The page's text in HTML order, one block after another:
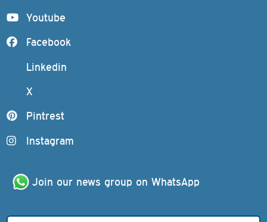
Youtube
Facebook
Linkedin
X
Pintrest
Instagram
Join our news group on WhatsApp